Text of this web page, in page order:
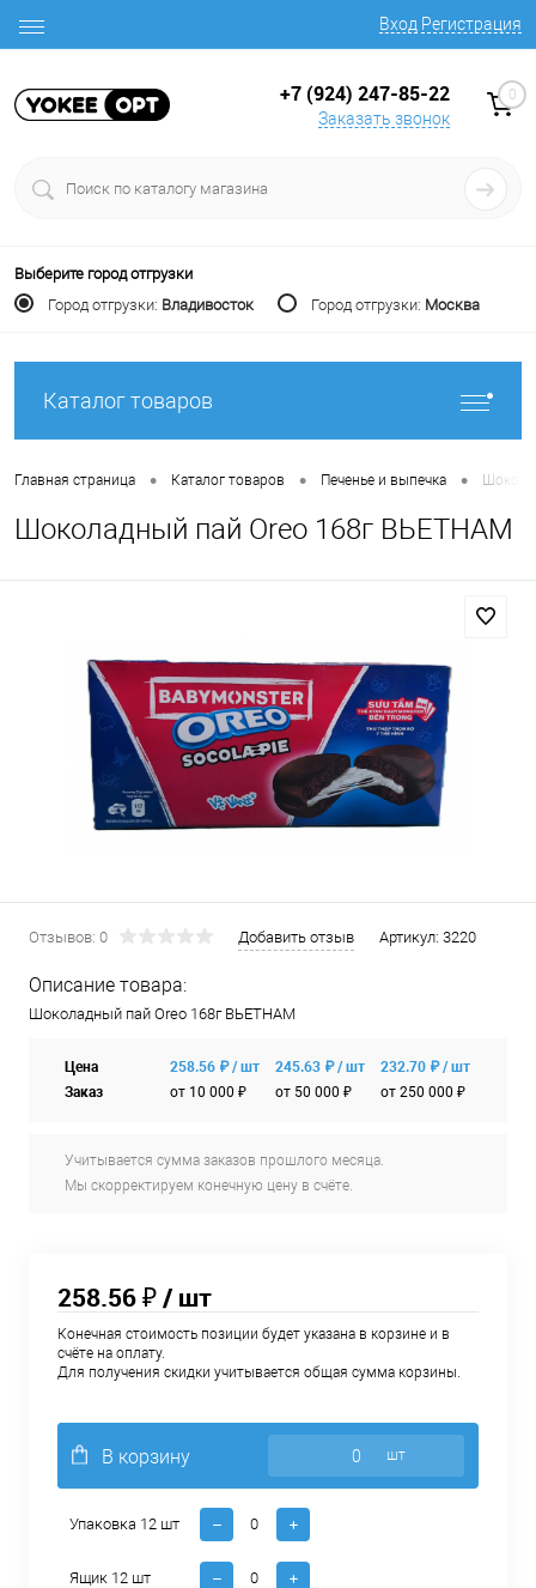
Вход Регистрация
+7 (924) 247-85-22
Заказать звонок
0
Выберите город отгрузки
Город отгрузки: Владивосток Город отгрузки: Москва
Каталог товаров
Главная страница • Каталог товаров • Печенье и выпечка •
Шоколадный пай Oreo 168г ВЬЕТНАМ
Отзывов: 0 Добавить отзыв Артикул: 3220
Описание товара:
Шоколадный пай Oreo 168г ВЬЕТНАМ
Цена
Заказ
258.56 ₽ / шт
от 10 000 ₽
245.63 ₽ / шт
от 50 000 ₽
232.70 ₽ / шт
от 250 000 ₽
Учитывается сумма заказов прошлого месяца.
Мы скорректируем конечную цену в счёте.
258.56 ₽/ шт
Конечная стоимость позиции будет указана в корзине и в
счёте на оплату.
Для получения скидки учитывается общая сумма корзины.
В корзину шт
Упаковка 12 шт
Ящик 12 шт